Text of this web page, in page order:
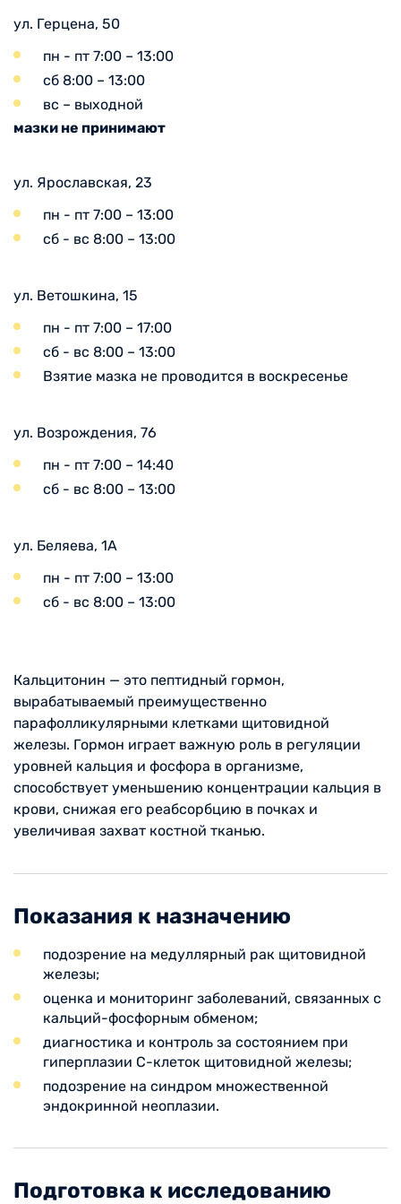
ул. Герцена, 50
пн - пт 7:00 – 13:00
сб 8:00 – 13:00
вс – выходной
мазки не принимают
ул. Ярославская, 23
пн - пт 7:00 – 13:00
сб - вс 8:00 – 13:00
ул. Ветошкина, 15
пн - пт 7:00 – 17:00
сб - вс 8:00 – 13:00
Взятие мазка не проводится в воскресенье
ул. Возрождения, 76
пн - пт 7:00 – 14:40
сб - вс 8:00 – 13:00
ул. Беляева, 1А
пн - пт 7:00 – 13:00
сб - вс 8:00 – 13:00
Кальцитонин — это пептидный гормон,
вырабатываемый преимущественно
парафолликулярными клетками щитовидной
железы. Гормон играет важную роль в регуляции
уровней кальция и фосфора в организме,
способствует уменьшению концентрации кальция в
крови, снижая его реабсорбцию в почках и
увеличивая захват костной тканью.
Показания к назначению
подозрение на медуллярный рак щитовидной
железы;
оценка и мониторинг заболеваний, связанных с
кальций-фосфорным обменом;
диагностика и контроль за состоянием при
гиперплазии С-клеток щитовидной железы;
подозрение на синдром множественной
эндокринной неоплазии.
Подготовка к исследованию